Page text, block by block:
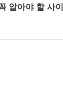
알아야 할 사